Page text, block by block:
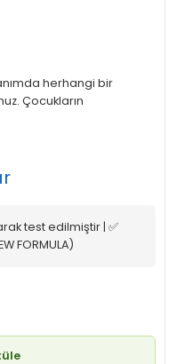
herhangi bir
Çocukların
test edilmiştir | ✅
FORMULA)